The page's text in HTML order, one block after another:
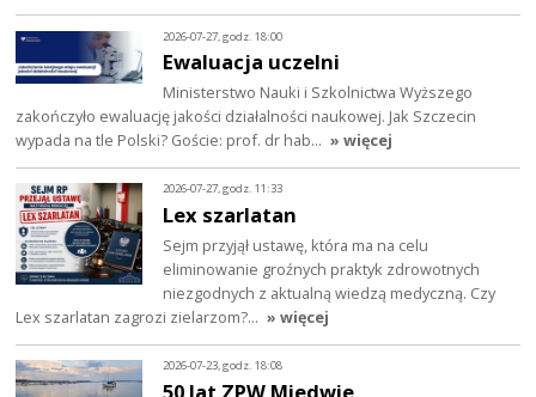
2026-07-27, godz. 18:00
Ewaluacja uczelni
Ministerstwo Nauki i Szkolnictwa Wyższego
zakończyło ewaluację jakości działalności naukowej. Jak Szczecin
wypada na tle Polski? Goście: prof. dr hab… » więcej
2026-07-27, godz. 11:33
Lex szarlatan
Sejm przyjął ustawę, która ma na celu
eliminowanie groźnych praktyk zdrowotnych
niezgodnych z aktualną wiedzą medyczną. Czy
Lex szarlatan zagrozi zielarzom?… » więcej
2026-07-23, godz. 18:08
50 lat ZPW Miedwie